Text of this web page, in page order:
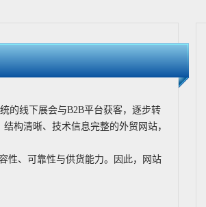
的线下展会与B2B平台获客，逐步转
构清晰、技术信息完整的外贸网站，
性、可靠性与供货能力。因此，网站